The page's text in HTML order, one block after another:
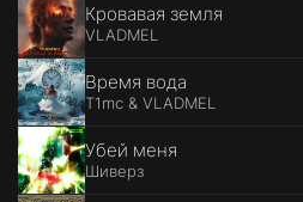
Кровавая земля
VLADMEL
Время вода
T1mc & VLADMEL
Убей меня
Шиверз